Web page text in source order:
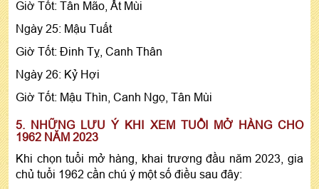
Giờ Tốt: Tân Mão, Ất Mùi
Ngày 25: Mậu Tuất
Giờ Tốt: Đinh Tỵ, Canh Thân
Ngày 26: Kỷ Hợi
Giờ Tốt: Mậu Thìn, Canh Ngọ, Tân Mùi
5. NHỮNG LƯU Ý KHI XEM TUỔI MỞ HÀNG CHO
1962 NĂM 2023
Khi chọn tuổi mở hàng, khai trương đầu năm 2023, gia
chủ tuổi 1962 cần chú ý một số điều sau đây: